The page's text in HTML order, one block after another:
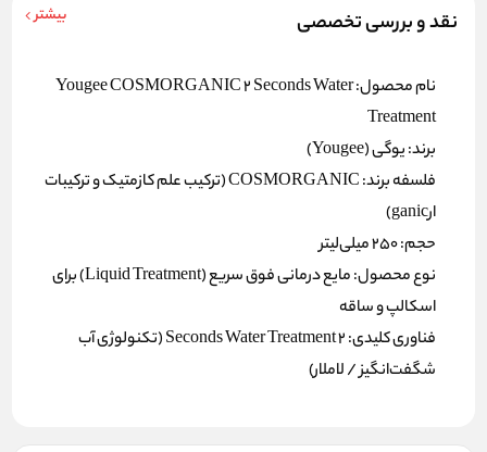
نقد و بررسی تخصصی بیشتر
نام محصول: Yougee COSMORGANIC 2 Seconds Water
Treatment
برند: یوگی (Yougee)
فلسفه برند: COSMORGANIC (ترکیب علم کازمتیک و ترکیبات
ارganic)
حجم: ۲۵۰ میلی‌لیتر
نوع محصول: مایع درمانی فوق سریع (Liquid Treatment) برای
اسکالپ و ساقه
فناوری کلیدی: 2 Seconds Water Treatment (تکنولوژی آب
شگفت‌انگیز / لاملار)